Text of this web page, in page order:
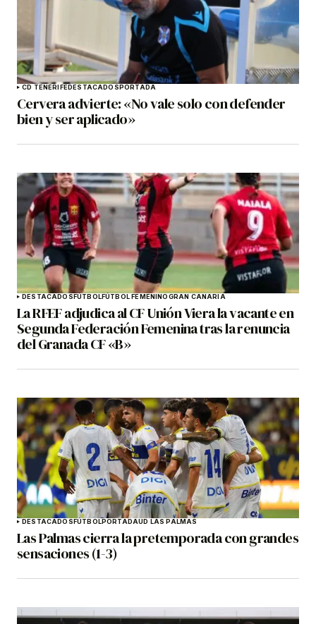
CD TENERIFEDESTACADOSPORTADA
Cervera advierte: «No vale solo con defender
bien y ser aplicado»
DESTACADOSFÚTBOLFÚTBOL FEMENINOGRAN CANARIA
La RFEF adjudica al CF Unión Viera la vacante en
Segunda Federación Femenina tras la renuncia
del Granada CF «B»
DESTACADOSFÚTBOLPORTADAUD LAS PALMAS
Las Palmas cierra la pretemporada con grandes
sensaciones (1-3)